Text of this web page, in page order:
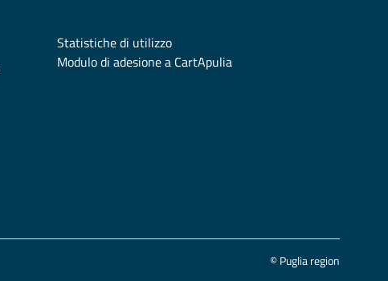
Statistiche di utilizzo
Modulo di adesione a CartApulia
© Puglia region